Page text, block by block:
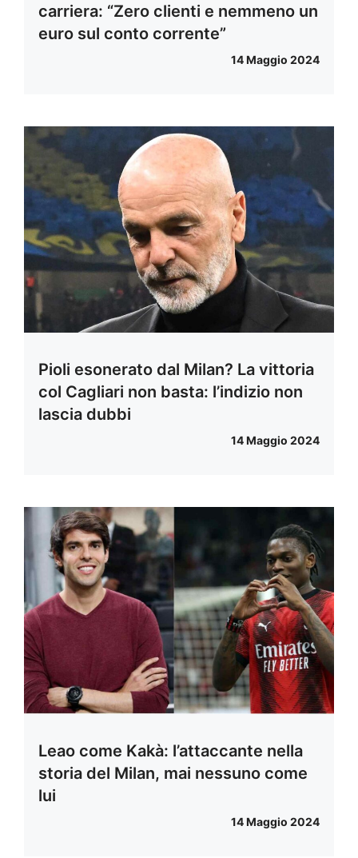
carriera: “Zero clienti e nemmeno un
euro sul conto corrente”
14 Maggio 2024
Pioli esonerato dal Milan? La vittoria
col Cagliari non basta: l’indizio non
lascia dubbi
14 Maggio 2024
Leao come Kakà: l’attaccante nella
storia del Milan, mai nessuno come
lui
14 Maggio 2024